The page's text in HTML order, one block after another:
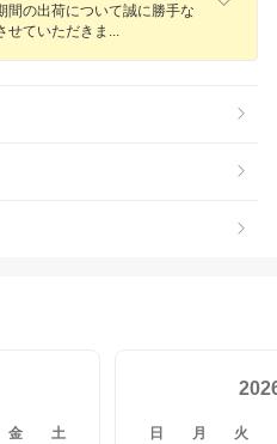
間の出荷について誠に勝手な
せていただき ま
金 土 日 月 火